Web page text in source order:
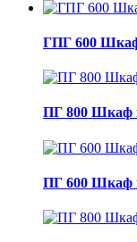
ГПГ 600 Шкаф
ПГ 800 Шкаф
ПГ 600 Шкаф